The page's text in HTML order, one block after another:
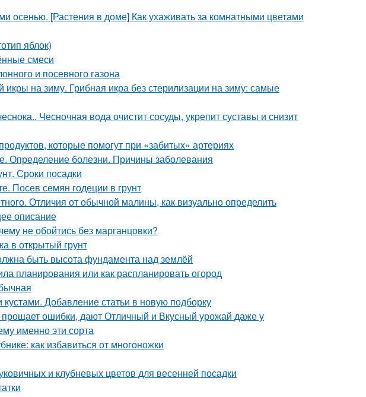
осенью. [Растения в доме] Как ухаживать за комнатными цветами
яблок)
смеси
и посевного газона
на зиму. Грибная икра без стерилизации на зиму: самые
Чесночная вода очистит сосуды, укрепит суставы и снизит
которые помогут при «забитых» артериях
Определение болезни. Причины заболевания
Сроки посадки
Посев семян годеции в грунт
Отличия от обычной малины, как визуально определить
описание
не обойтись без марганцовки?
в открытый грунт
быть высота фундамента над землёй
планирования или как распланировать огород
Добавление статьи в новую подборку
ошибки, дают Отличный и Вкусный урожай даже у
именно эти сорта
как избавиться от многоножки
и клубневых цветов для весенней посадки